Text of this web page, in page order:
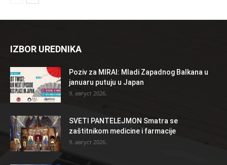
IZBOR UREDNIKA
Poziv za MIRAI: Mladi Zapadnog Balkana u
januaru putuju u Japan
9. август 2026.
SVETI PANTELEJMON Smatra se
zaštitnikom medicine i farmacije
9. август 2026.